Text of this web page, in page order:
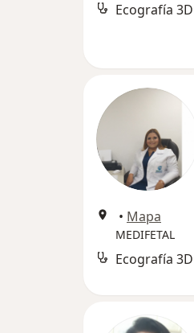
Ecografía 3D
• Mapa
MEDIFETAL
Ecografía 3D